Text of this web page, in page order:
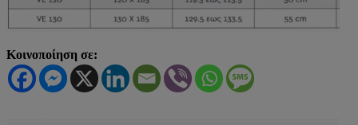
Κοινοποίηση σε: